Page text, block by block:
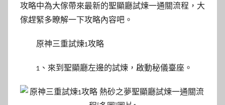
攻略中為大傢帶來最新的聖顯廳試煉一通關流程，大
傢趕緊多瞭解一下攻略內容吧。
原神三重試煉1攻略
1、來到聖顯廳左邊的試煉，啟動秘儀臺座。